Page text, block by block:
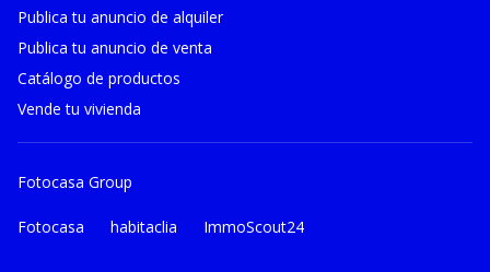
Publica tu anuncio de alquiler
Publica tu anuncio de venta
Catálogo de productos
Vende tu vivienda
Fotocasa Group
Fotocasa habitaclia ImmoScout24